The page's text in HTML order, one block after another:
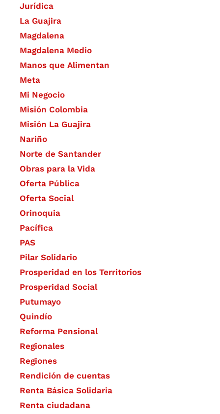
Jurídica
La Guajira
Magdalena
Magdalena Medio
Manos que Alimentan
Meta
Mi Negocio
Misión Colombia
Misión La Guajira
Nariño
Norte de Santander
Obras para la Vida
Oferta Pública
Oferta Social​​
Orinoquia
Pacífica
PAS
Pilar Solidario
Prosperidad en los Territorios
Prosperidad Social
Putumayo
Quindío
Reforma Pensional
Regionales
Regiones
Rendición de cuentas
Renta Básica Solidaria
Renta ciudadana